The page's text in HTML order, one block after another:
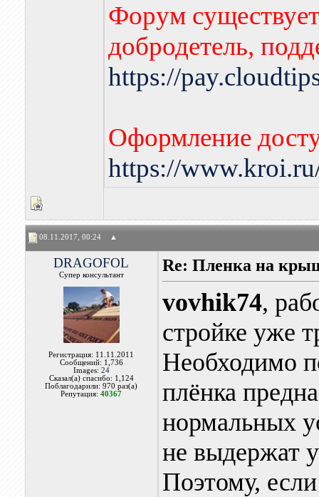
Форум
добродетель,
https://
Оформление
https://
08.11.2017, 00:24 ▲
DRAGOFOL
Супер консультант
Регистрация: 11.11.2011
Сообщений: 1,736
Images: 24
Сказал(а) спасибо: 1,124
Поблагодарили: 970 раз(а)
Репутация:40367
Re: Пленка на
vovhik74,
стройке уже
Необходимо
плёнка
нормальных
не выдержат
Поэтому,